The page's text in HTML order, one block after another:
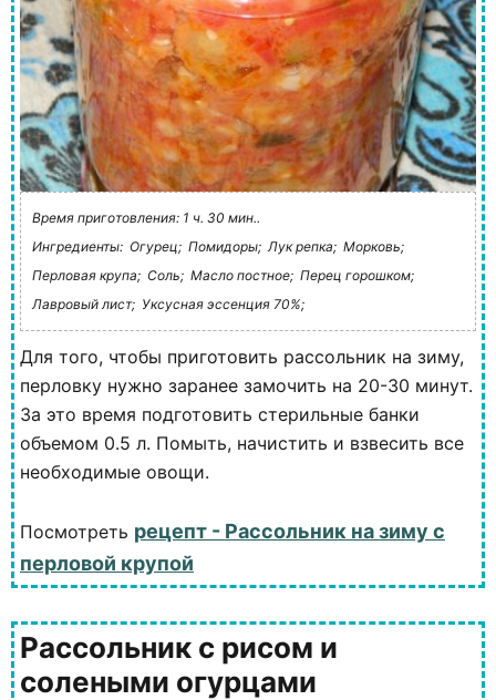
Время приготовления: 1 ч. 30 мин..
Ингредиенты: Огурец; Помидоры; Лук репка; Морковь;
Перловая крупа; Соль; Масло постное; Перец горошком;
Лавровый лист; Уксусная эссенция 70%;
Для того, чтобы приготовить рассольник на зиму,
перловку нужно заранее замочить на 20-30 минут.
За это время подготовить стерильные банки
объемом 0.5 л. Помыть, начистить и взвесить все
необходимые овощи.
Посмотреть рецепт - Рассольник на зиму с
перловой крупой
Рассольник с рисом и
солеными огурцами